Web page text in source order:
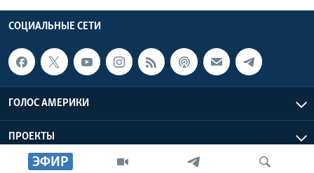
ЭФИР
СОЦИАЛЬНЫЕ СЕТИ
ГОЛОС АМЕРИКИ
ПРОЕКТЫ